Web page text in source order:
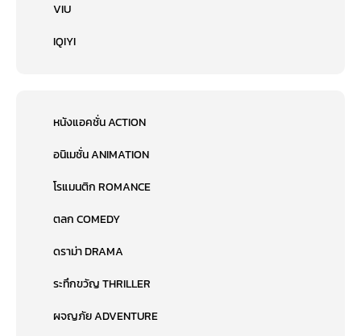
VIU
IQIYI
หนังแอคชั่น ACTION
อนิเมชั่น ANIMATION
โรแมนติก ROMANCE
ตลก COMEDY
ดราม่า DRAMA
ระทึกขวัญ THRILLER
ผจญภัย ADVENTURE